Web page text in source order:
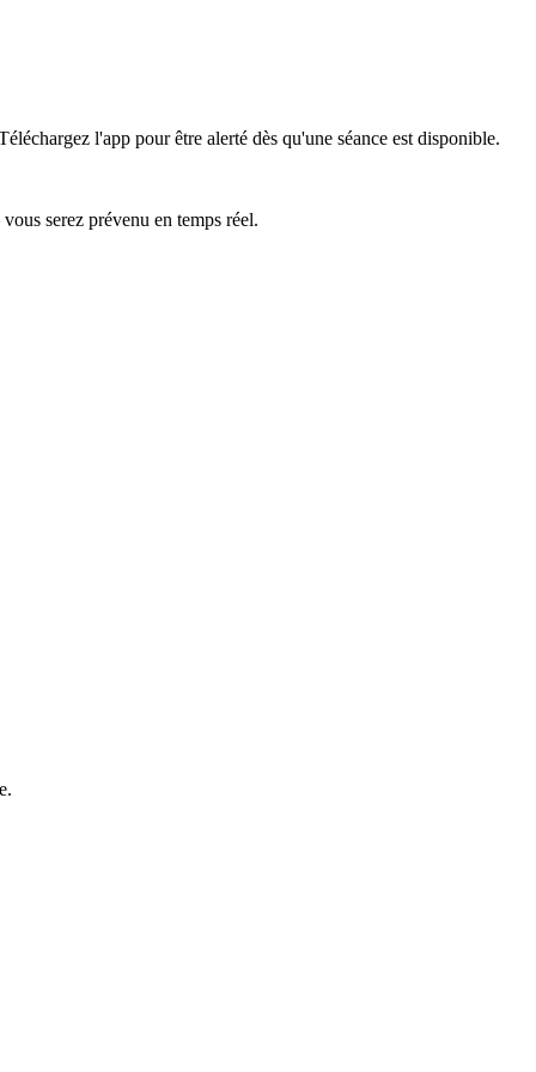
l'app pour être alerté dès qu'une séance est disponible.
serez prévenu en temps réel.